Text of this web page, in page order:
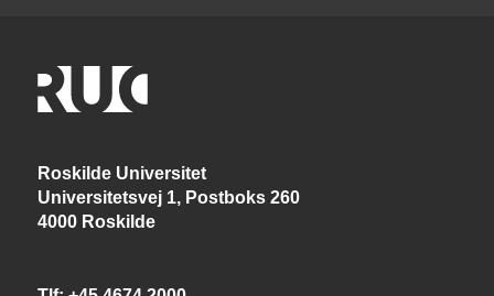
Roskilde Universitet
Universitetsvej 1, Postboks 260
4000 Roskilde